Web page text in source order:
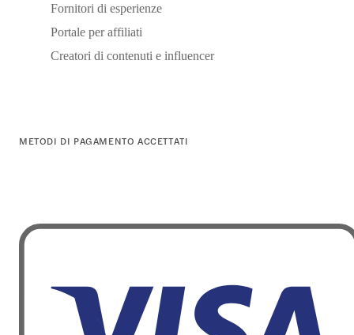
Fornitori di esperienze
Portale per affiliati
Creatori di contenuti e influencer
METODI DI PAGAMENTO ACCETTATI